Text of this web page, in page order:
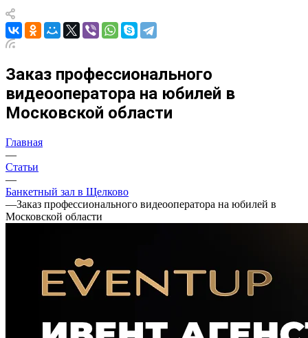
Заказ профессионального
видеооператора на юбилей в
Московской области
Главная
—
Статьи
—
Банкетный зал в Щелково
—Заказ профессионального видеооператора на юбилей в
Московской области